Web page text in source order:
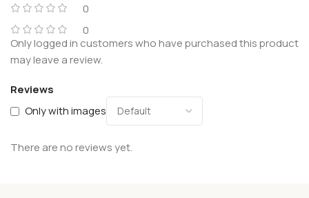
0
0
Reviews
Only with images
There are no reviews yet.
Only logged in customers who have purchased this product
may leave a review.